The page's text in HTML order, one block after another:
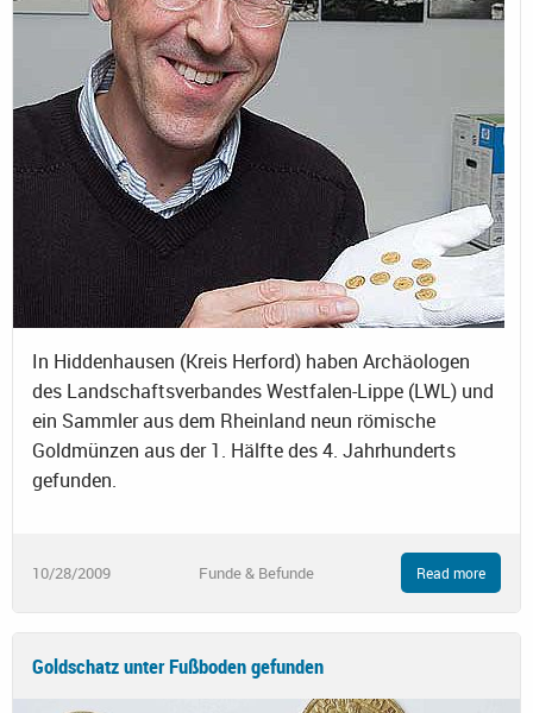
In Hiddenhausen (Kreis Herford) haben Archäologen
des Landschaftsverbandes Westfalen-Lippe (LWL) und
ein Sammler aus dem Rheinland neun römische
Goldmünzen aus der 1. Hälfte des 4. Jahrhunderts
gefunden.
10/28/2009 Funde & Befunde Read more
Goldschatz unter Fußboden gefunden